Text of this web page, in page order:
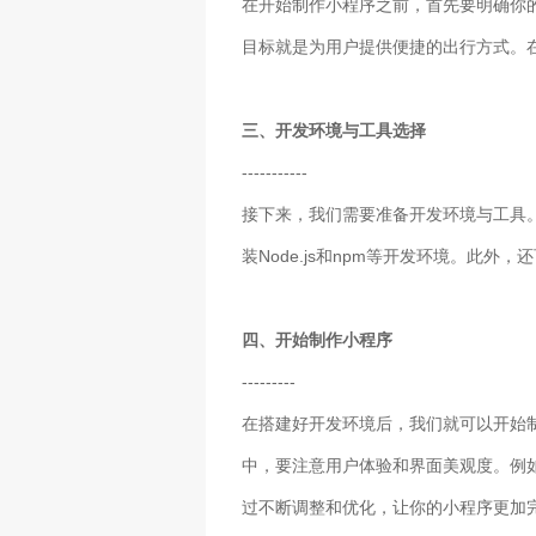
在开始制作小程序之前，首先要明确
目标就是为用户提供便捷的出行方式
三、开发环境与工具选择
-----------
接下来，我们需要准备开发环境与工
装Node.js和npm等开发环境。此外，
四、开始制作小程序
---------
在搭建好开发环境后，我们就可以开
中，要注意用户体验和界面美观度。
过不断调整和优化，让你的小程序更加